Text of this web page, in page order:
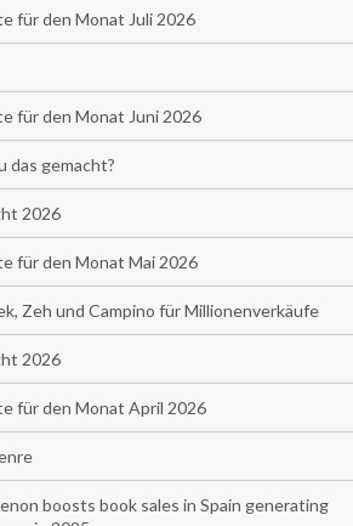
für den Monat Juli 2026
für den Monat Juni 2026
das gemacht?
2026
für den Monat Mai 2026
Zeh und Campino für Millionenverkäufe
2026
für den Monat April 2026
boosts book sales in Spain generating